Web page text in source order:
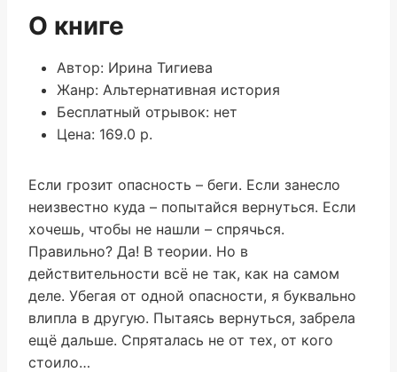
О книге
Автор: Ирина Тигиева
Жанр: Альтернативная история
Бесплатный отрывок: нет
Цена: 169.0 р.
Если грозит опасность – беги. Если занесло
неизвестно куда – попытайся вернуться. Если
хочешь, чтобы не нашли – спрячься.
Правильно? Да! В теории. Но в
действительности всё не так, как на самом
деле. Убегая от одной опасности, я буквально
влипла в другую. Пытаясь вернуться, забрела
ещё дальше. Спряталась не от тех, от кого
стоило…